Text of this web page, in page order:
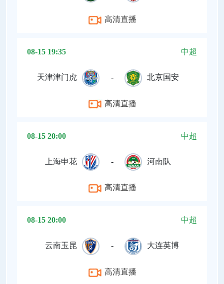
高清直播
08-15 19:35 中超
天津津门虎 - 北京国安
高清直播
08-15 20:00 中超
上海申花 - 河南队
高清直播
08-15 20:00 中超
云南玉昆 - 大连英博
高清直播